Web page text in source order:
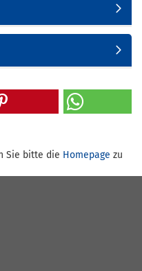
Sie bitte die Homepage zu